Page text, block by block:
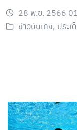
28 พ.ย. 2566
ข่าวบันเทิง, ประเ